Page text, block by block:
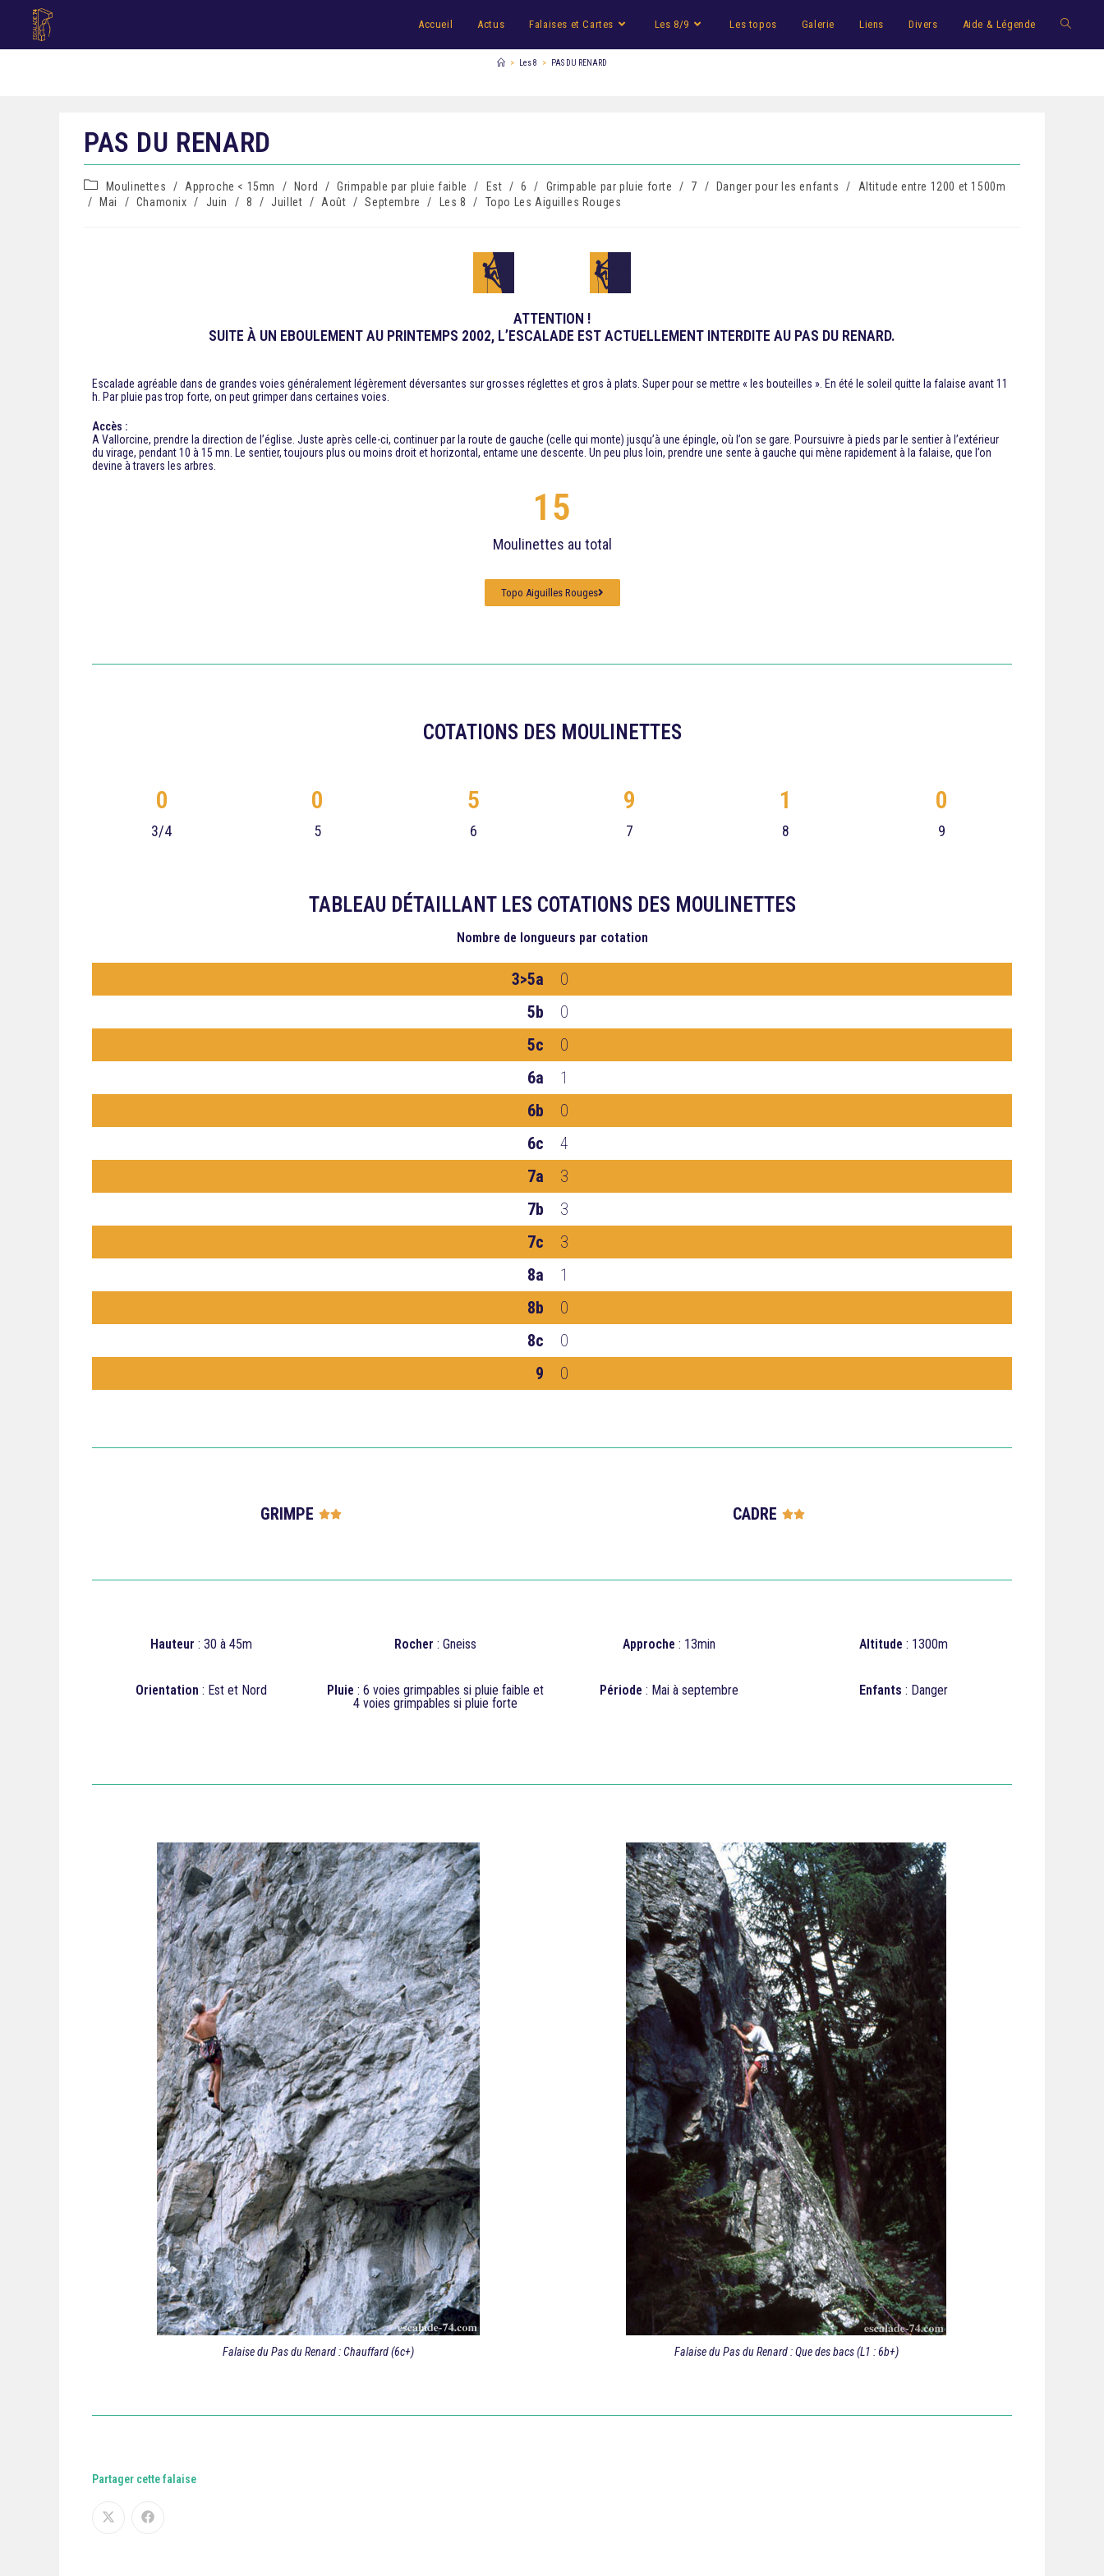
Accueil Actus Falaises et Cartes Les 8/9 Les topos Galerie Liens Divers Aide & Légende
> Les 8 > PAS DU RENARD
PAS DU RENARD
Moulinettes / Approche < 15mn / Nord / Grimpable par pluie faible / Est / 6 / Grimpable par pluie forte / 7 / Danger pour les enfants /
Altitude entre 1200 et 1500m
/
Mai / Chamonix / Juin / 8 / Juillet / Août / Septembre / Les 8 / Topo Les Aiguilles Rouges
ATTENTION !
SUITE À UN EBOULEMENT AU PRINTEMPS 2002, L’ESCALADE EST ACTUELLEMENT INTERDITE AU PAS DU RENARD.
Escalade agréable dans de grandes voies généralement légèrement déversantes sur grosses réglettes et gros à plats. Super pour se mettre « les bouteilles ». En été le soleil quitte la falaise avant 11
h. Par pluie pas trop forte, on peut grimper dans certaines voies.
Accès :
A Vallorcine, prendre la direction de l’église. Juste après celle-ci, continuer par la route de gauche (celle qui monte) jusqu’à une épingle, où l’on se gare. Poursuivre à pieds par le sentier à l’extérieur
du virage, pendant 10 à 15 mn. Le sentier, toujours plus ou moins droit et horizontal, entame une descente. Un peu plus loin, prendre une sente à gauche qui mène rapidement à la falaise, que l’on
devine à travers les arbres.
Moulinettes au total
15
Topo Aiguilles Rouges
COTATIONS DES MOULINETTES
3/4
0
5
0
6
5
7
9
8
1
9
0
TABLEAU DÉTAILLANT LES COTATIONS DES MOULINETTES
Nombre de longueurs par cotation
3>5a
0
5b
0
5c
0
6a
1
6b
0
6c
4
7a
3
7b
3
7c
3
8a
1
8b
0
8c
0
9
0
GRIMPE  CADRE 
Hauteur : 30 à 45m Rocher : Gneiss Approche : 13min Altitude : 1300m
Orientation : Est et Nord Pluie : 6 voies grimpables si pluie faible et
4 voies grimpables si pluie forte
Période : Mai à septembre Enfants : Danger
Falaise du Pas du Renard : Chauffard (6c+) Falaise du Pas du Renard : Que des bacs (L1 : 6b+)
Partager cette falaise